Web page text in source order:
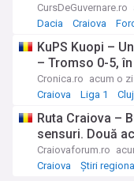
CursDeGuvernare.ro
Dacia
Craiova
KuPS Kuopi –
– Tromso 0-5,
Cronica.ro acum o zi
Craiova
Liga 1 Cluj
Ruta Craiova –
sensuri. Două
Craiovaforum.ro
Craiova
Știri